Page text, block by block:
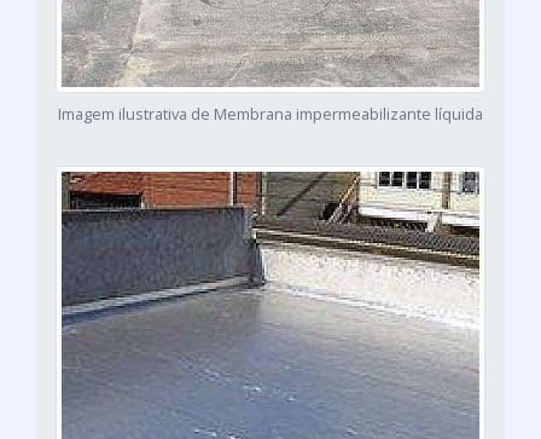
Imagem ilustrativa de Membrana impermeabilizante líquida